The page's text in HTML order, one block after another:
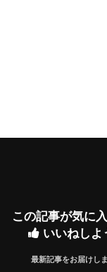
この記事が気に
いいねしよ
最新記事をお届けしま